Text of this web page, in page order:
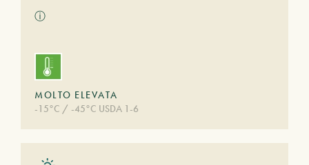
ⓘ
MOLTO ELEVATA
-15°C / -45°C USDA 1-6